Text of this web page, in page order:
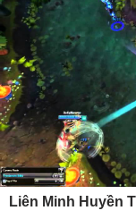
Liên Minh Huyền